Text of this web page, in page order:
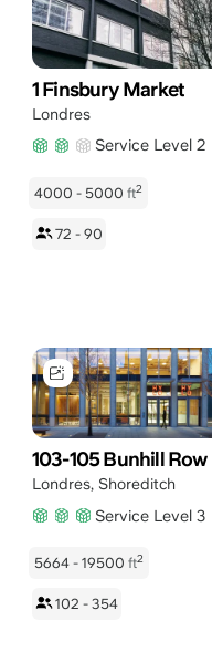
1 Finsbury Market
Londres
Service Level 2
4000 - 5000 ft2
72 - 90
103-105 Bunhill Row
Londres, Shoreditch
Service Level 3
5664 - 19500 ft2
102 - 354